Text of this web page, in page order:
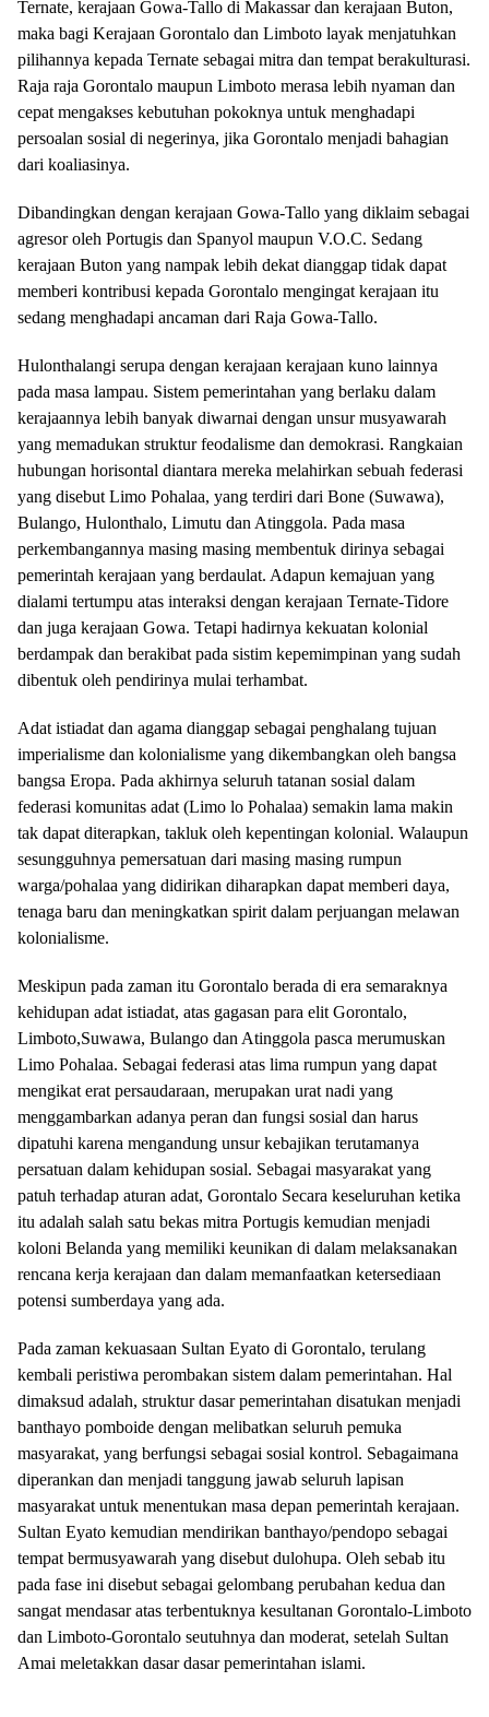
Ternate, kerajaan Gowa-Tallo di Makassar dan kerajaan Buton,
maka bagi Kerajaan Gorontalo dan Limboto layak menjatuhkan
pilihannya kepada Ternate sebagai mitra dan tempat berakulturasi.
Raja raja Gorontalo maupun Limboto merasa lebih nyaman dan
cepat mengakses kebutuhan pokoknya untuk menghadapi
persoalan sosial di negerinya, jika Gorontalo menjadi bahagian
dari koaliasinya.
Dibandingkan dengan kerajaan Gowa-Tallo yang diklaim sebagai
agresor oleh Portugis dan Spanyol maupun V.O.C. Sedang
kerajaan Buton yang nampak lebih dekat dianggap tidak dapat
memberi kontribusi kepada Gorontalo mengingat kerajaan itu
sedang menghadapi ancaman dari Raja Gowa-Tallo.
Hulonthalangi serupa dengan kerajaan kerajaan kuno lainnya
pada masa lampau. Sistem pemerintahan yang berlaku dalam
kerajaannya lebih banyak diwarnai dengan unsur musyawarah
yang memadukan struktur feodalisme dan demokrasi. Rangkaian
hubungan horisontal diantara mereka melahirkan sebuah federasi
yang disebut Limo Pohalaa, yang terdiri dari Bone (Suwawa),
Bulango, Hulonthalo, Limutu dan Atinggola. Pada masa
perkembangannya masing masing membentuk dirinya sebagai
pemerintah kerajaan yang berdaulat. Adapun kemajuan yang
dialami tertumpu atas interaksi dengan kerajaan Ternate-Tidore
dan juga kerajaan Gowa. Tetapi hadirnya kekuatan kolonial
berdampak dan berakibat pada sistim kepemimpinan yang sudah
dibentuk oleh pendirinya mulai terhambat.
Adat istiadat dan agama dianggap sebagai penghalang tujuan
imperialisme dan kolonialisme yang dikembangkan oleh bangsa
bangsa Eropa. Pada akhirnya seluruh tatanan sosial dalam
federasi komunitas adat (Limo lo Pohalaa) semakin lama makin
tak dapat diterapkan, takluk oleh kepentingan kolonial. Walaupun
sesungguhnya pemersatuan dari masing masing rumpun
warga/pohalaa yang didirikan diharapkan dapat memberi daya,
tenaga baru dan meningkatkan spirit dalam perjuangan melawan
kolonialisme.
Meskipun pada zaman itu Gorontalo berada di era semaraknya
kehidupan adat istiadat, atas gagasan para elit Gorontalo,
Limboto,Suwawa, Bulango dan Atinggola pasca merumuskan
Limo Pohalaa. Sebagai federasi atas lima rumpun yang dapat
mengikat erat persaudaraan, merupakan urat nadi yang
menggambarkan adanya peran dan fungsi sosial dan harus
dipatuhi karena mengandung unsur kebajikan terutamanya
persatuan dalam kehidupan sosial. Sebagai masyarakat yang
patuh terhadap aturan adat, Gorontalo Secara keseluruhan ketika
itu adalah salah satu bekas mitra Portugis kemudian menjadi
koloni Belanda yang memiliki keunikan di dalam melaksanakan
rencana kerja kerajaan dan dalam memanfaatkan ketersediaan
potensi sumberdaya yang ada.
Pada zaman kekuasaan Sultan Eyato di Gorontalo, terulang
kembali peristiwa perombakan sistem dalam pemerintahan. Hal
dimaksud adalah, struktur dasar pemerintahan disatukan menjadi
banthayo pomboide dengan melibatkan seluruh pemuka
masyarakat, yang berfungsi sebagai sosial kontrol. Sebagaimana
diperankan dan menjadi tanggung jawab seluruh lapisan
masyarakat untuk menentukan masa depan pemerintah kerajaan.
Sultan Eyato kemudian mendirikan banthayo/pendopo sebagai
tempat bermusyawarah yang disebut dulohupa. Oleh sebab itu
pada fase ini disebut sebagai gelombang perubahan kedua dan
sangat mendasar atas terbentuknya kesultanan Gorontalo-Limboto
dan Limboto-Gorontalo seutuhnya dan moderat, setelah Sultan
Amai meletakkan dasar dasar pemerintahan islami.